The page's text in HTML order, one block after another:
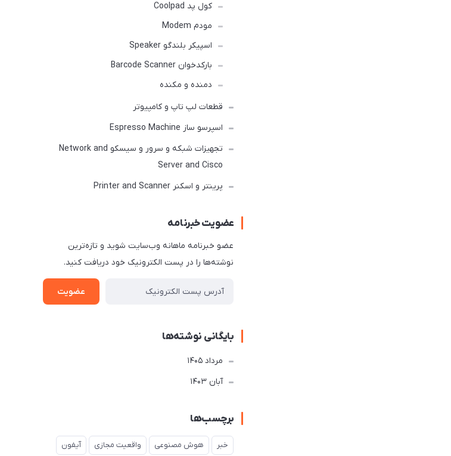
کول پد Coolpad
مودم Modem
اسپیکر بلندگو Speaker
بارکدخوان Barcode Scanner
دمنده و مکنده
قطعات لپ تاپ و کامپیوتر
اسپرسو ساز Espresso Machine
تجهیزات شبکه و سرور و سیسکو Network and
Server and Cisco
پرینتر و اسکنر Printer and Scanner
عضویت خبرنامه
عضو خبرنامه ماهانه وب‌سایت شوید و تازه‌ترین
نوشته‌ها را در پست الکترونیک خود دریافت کنید.
عضویت
بایگانی نوشته‌ها
مرداد 1405
آبان 1403
برچسب‌ها
خبر هوش مصنوعی واقعیت مجازی آیفون